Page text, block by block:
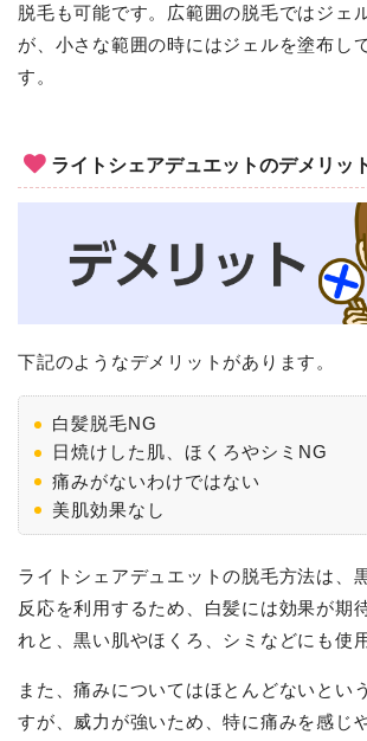
脱毛も可能です。広範囲の脱毛ではジェ
が、小さな範囲の時にはジェルを塗布し
す。
ライトシェアデュエットのデメリッ
下記のようなデメリットがあります。
白髪脱毛NG
日焼けした肌、ほくろやシミNG
痛みがないわけではない
美肌効果なし
ライトシェアデュエットの脱毛方法は、
反応を利用するため、白髪には効果が期
れと、黒い肌やほくろ、シミなどにも使
また、痛みについてはほとんどないとい
すが、威力が強いため、特に痛みを感じ